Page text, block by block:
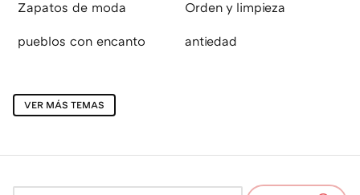
Zapatos de moda Orden y limpieza
pueblos con encanto antiedad
VER MÁS TEMAS